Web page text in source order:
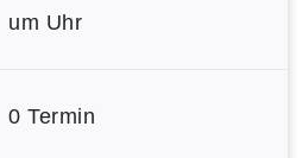
um Uhr
0 Termin